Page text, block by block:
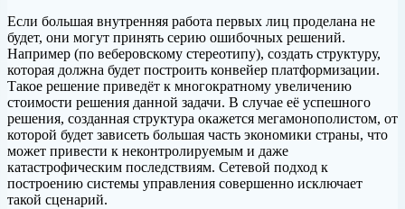
Если большая внутренняя работа первых лиц проделана не
будет, они могут принять серию ошибочных решений.
Например (по веберовскому стереотипу), создать структуру,
которая должна будет построить конвейер платформизации.
Такое решение приведёт к многократному увеличению
стоимости решения данной задачи. В случае её успешного
решения, созданная структура окажется мегамонополистом, от
которой будет зависеть большая часть экономики страны, что
может привести к неконтролируемым и даже
катастрофическим последствиям. Сетевой подход к
построению системы управления совершенно исключает
такой сценарий.